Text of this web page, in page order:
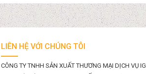
LIÊN HỆ VỚI CHÚNG TÔI
CÔNG TY TNHH SẢN XUẤT THƯƠNG MẠI DỊCH VỤ IG